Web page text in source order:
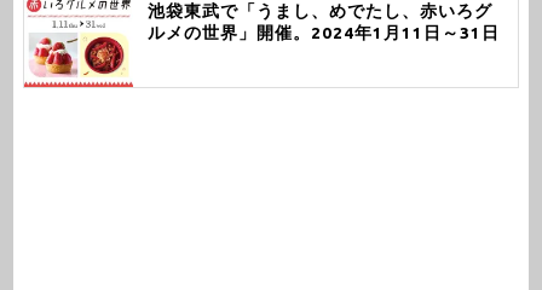
池袋東武で「うまし、めでたし、赤いろグ
ルメの世界」開催。2024年1月11日～31日